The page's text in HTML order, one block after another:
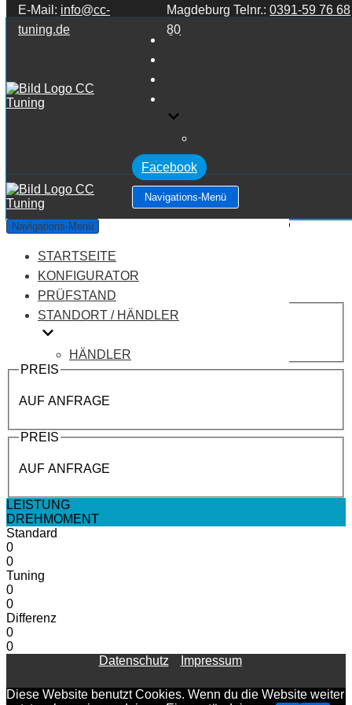
Zum Inhalt springen
E-Mail: info@cc-
tuning.de
Magdeburg Telnr.:0391-59 76 68
80
STARTSEITE
Facebook
Navigations-Menü
Navigations-Menü
STARTSEITE
KONFIGURATOR
PRÜFSTAND
STANDORT / HÄNDLER
HÄNDLER
Alfa Romeo 159 939 159 2.2 JTS
Leistung:185 PS
Drehmoment: 230 NM
Motortyp:Benziner
PREIS
AUF ANFRAGE
PREIS
AUF ANFRAGE
PREIS
AUF ANFRAGE
LEISTUNG
DREHMOMENT
Standard
0
0
Tuning
0
0
Differenz
0
0
Datenschutz
Impressum
Diese Website benutzt Cookies. Wenn du die Website weiter